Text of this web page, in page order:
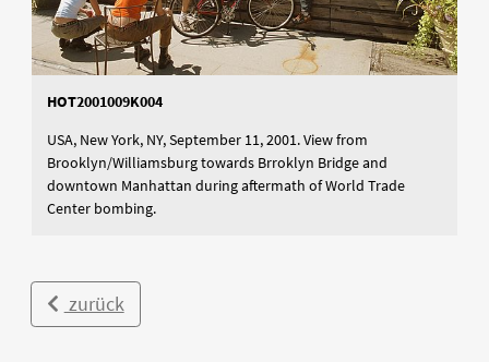
HOT2001009K004
USA, New York, NY, September 11, 2001. View from
Brooklyn/Williamsburg towards Brroklyn Bridge and
downtown Manhattan during aftermath of World Trade
Center bombing.
zurück